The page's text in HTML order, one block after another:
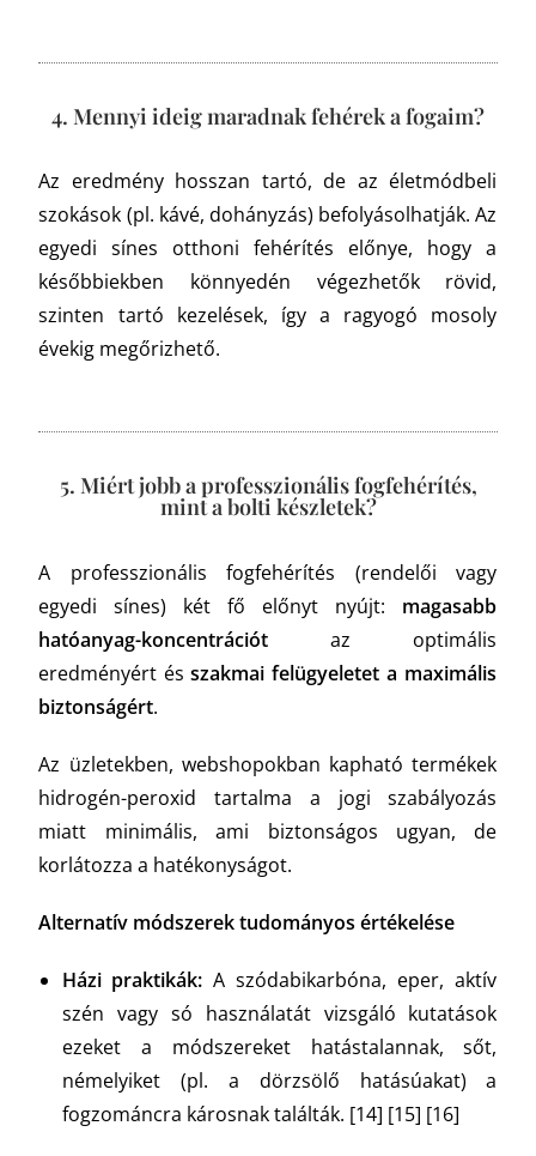
4. Mennyi ideig maradnak fehérek a fogaim?
Az eredmény hosszan tartó, de az életmódbeli
szokások (pl. kávé, dohányzás) befolyásolhatják. Az
egyedi sínes otthoni fehérítés előnye, hogy a
későbbiekben könnyedén végezhetők rövid,
szinten tartó kezelések, így a ragyogó mosoly
évekig megőrizhető.
5. Miért jobb a professzionális fogfehérítés,
mint a bolti készletek?
A professzionális fogfehérítés (rendelői vagy
egyedi sínes) két fő előnyt nyújt: magasabb
hatóanyag-koncentrációt az optimális
eredményért ésszakmai felügyeletet a maximális
biztonságért.
Az üzletekben, webshopokban kapható termékek
hidrogén-peroxid tartalma a jogi szabályozás
miatt minimális, ami biztonságos ugyan, de
korlátozza a hatékonyságot.
Alternatív módszerek tudományos értékelése
Házi praktikák: A szódabikarbóna, eper, aktív
szén vagy só használatát vizsgáló kutatások
ezeket a módszereket hatástalannak, sőt,
némelyiket (pl. a dörzsölő hatásúakat) a
fogzománcra károsnak találták. [14] [15] [16]